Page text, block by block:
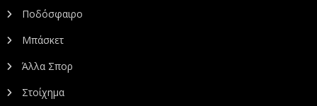
Ποδόσφαιρο
Μπάσκετ
Άλλα Σπορ
Στοίχημα